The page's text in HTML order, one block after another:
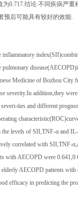
为0.717.结论 不同疾病
预后可能具有较好的效能.
inflammatory
Medicine of Bozhou City
severity.In addition,they
ties and different
levels of SII,TNF-α and
correlated with
with AECOPD were
AECOPD patients
efficacy in predicting the